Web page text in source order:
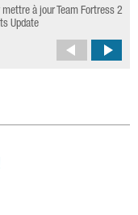
à jour Team Fortress 2
Update